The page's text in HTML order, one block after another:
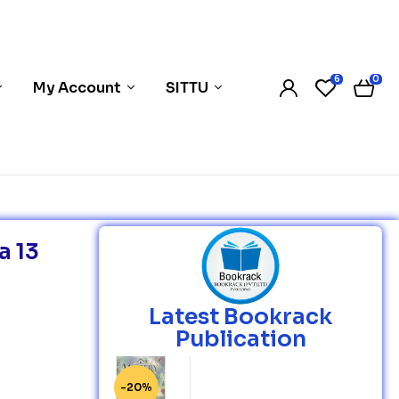
My Account SITTU 6 0
13
Latest Bookrack
Publication
-20%